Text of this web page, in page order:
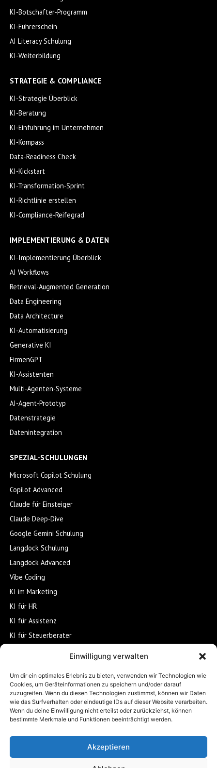
Einwilligung verwalten
Um dir ein optimales Erlebnis zu bieten, verwenden wir Technologien wie
Cookies, um Geräteinformationen zu speichern und/oder darauf
zuzugreifen. Wenn du diesen Technologien zustimmst, können wir Daten
wie das Surfverhalten oder eindeutige IDs auf dieser Website verarbeiten.
Wenn du deine Einwilligung nicht erteilst oder zurückziehst, können
bestimmte Merkmale und Funktionen beeinträchtigt werden.
Akzeptieren
KI-Botschafter-Programm
KI-Führerschein
AI Literacy Schulung
KI-Weiterbildung
STRATEGIE & COMPLIANCE
KI-Strategie Überblick
KI-Beratung
KI-Einführung im Unternehmen
KI-Kompass
Data-Readiness Check
KI-Kickstart
KI-Transformation-Sprint
KI-Richtlinie erstellen
KI-Compliance-Reifegrad
IMPLEMENTIERUNG & DATEN
KI-Implementierung Überblick
AI Workflows
Retrieval-Augmented Generation
Data Engineering
Data Architecture
KI-Automatisierung
Generative KI
FirmenGPT
KI-Assistenten
Multi-Agenten-Systeme
AI-Agent-Prototyp
Datenstrategie
Datenintegration
SPEZIAL-SCHULUNGEN
Microsoft Copilot Schulung
Copilot Advanced
Claude für Einsteiger
Claude Deep-Dive
Google Gemini Schulung
Langdock Schulung
Langdock Advanced
Vibe Coding
KI im Marketing
KI für HR
KI für Assistenz
KI für Steuerberater
KI-Workflows & Automatisierung
UNTERNEHMEN
Über SESTdigital
News & Blog